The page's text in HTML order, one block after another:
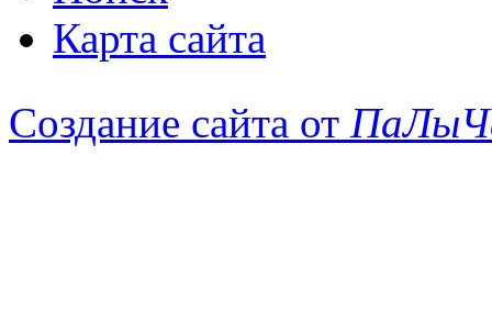
Карта сайта
Создание сайта от